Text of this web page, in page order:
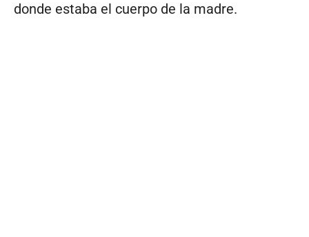
donde estaba el cuerpo de la madre.